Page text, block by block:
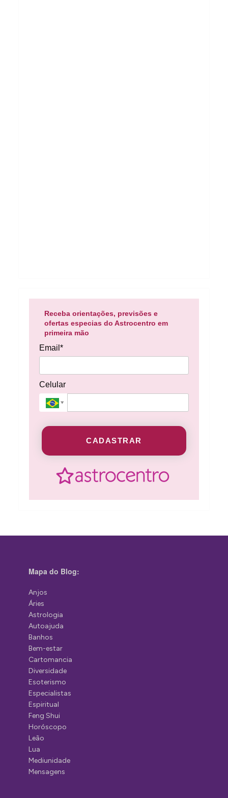
Receba orientações, previsões e
ofertas especias do Astrocentro em
primeira mão
Email*
Celular
CADASTRAR
Mapa do Blog:
Anjos
Áries
Astrologia
Autoajuda
Banhos
Bem-estar
Cartomancia
Diversidade
Esoterismo
Especialistas
Espiritual
Feng Shui
Horóscopo
Leão
Lua
Mediunidade
Mensagens